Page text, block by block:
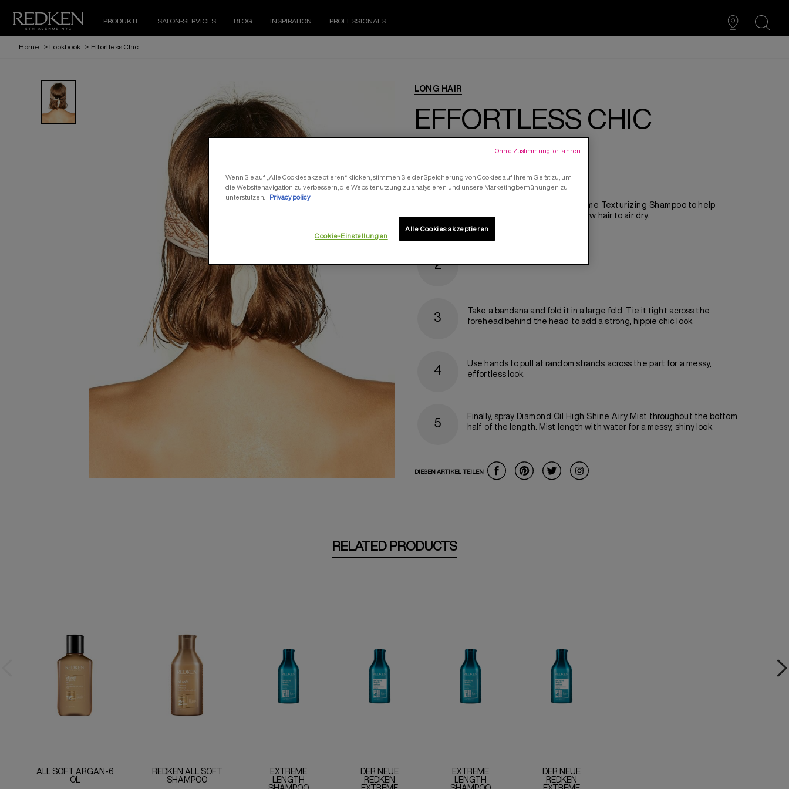
PRODUKTE SALON-SERVICES BLOG INSPIRATION
PROFESSIONALS
search
Home > Lookbook > Effortless Chic
LONG HAIR
EFFORTLESS CHIC
Beach Envy Volume Texturizing Shampoo to help
enhance its natural texture. Allow hair to air dry.
Take a bandana and fold it in a large fold. Tie it tight across the
forehead behind the head to add a strong, hippie chic look.
Use hands to pull at random strands across the part for a messy,
effortless look.
Finally, spray Diamond Oil High Shine Airy Mist throughout the bottom
half of the length. Mist length with water for a messy, shiny look.
DIESEN ARTIKEL TEILEN
RELATED PRODUCTS
ALL SOFT ARGAN-6
ÖL
REDKEN ALL SOFT
SHAMPOO
EXTREME
LENGTH
DER NEUE
REDKEN
EXTREME
LENGTH
DER NEUE
REDKEN
Wenn Sie auf „Alle Cookies akzeptieren“ klicken, stimmen Sie der Speicherung von Cookies auf Ihrem Gerät zu, um
die Websitenavigation zu verbessern, die Websitenutzung zu analysieren und unsere Marketingbemühungen zu
unterstützen.
Privacy policy
Cookie-Einstellungen
Alle Cookies akzeptieren
Ohne Zustimmung fortfahren